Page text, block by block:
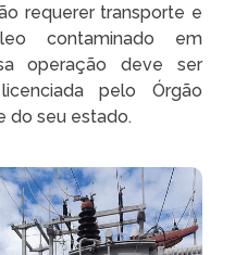
requerer transporte e
contaminado em
operação deve ser
pelo Órgão
do seu estado.